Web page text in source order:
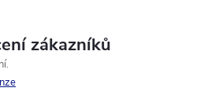
zákazníků